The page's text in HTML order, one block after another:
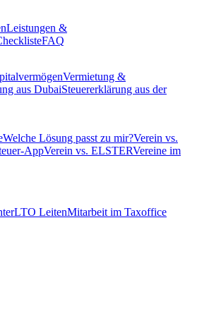
Leistungen &
FAQ
Vermietung &
aus DubaiSteuererklärung aus der
Welche Lösung passt zu mir?Verein vs.
AppVerein vs. ELSTERVereine im
LTO LeitenMitarbeit im Taxoffice